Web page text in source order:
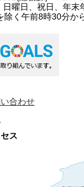
日曜日、祝日、年末
除く午前8時30分か
合わせ
ス